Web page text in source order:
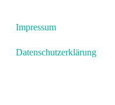
Impressum
Datenschutzerklärung